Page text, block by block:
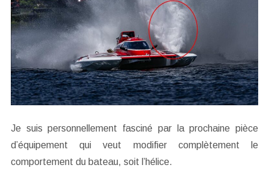
Je suis personnellement fasciné par la prochaine pièce
d’équipement qui veut modifier complètement le
comportement du bateau, soit l’hélice.